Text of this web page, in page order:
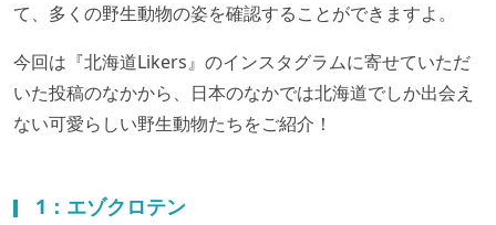
て、多くの野生動物の姿を確認することができますよ。
今回は『北海道Likers』のインスタグラムに寄せていただ
いた投稿のなかから、日本のなかでは北海道でしか出会え
ない可愛らしい野生動物たちをご紹介！
1：エゾクロテン